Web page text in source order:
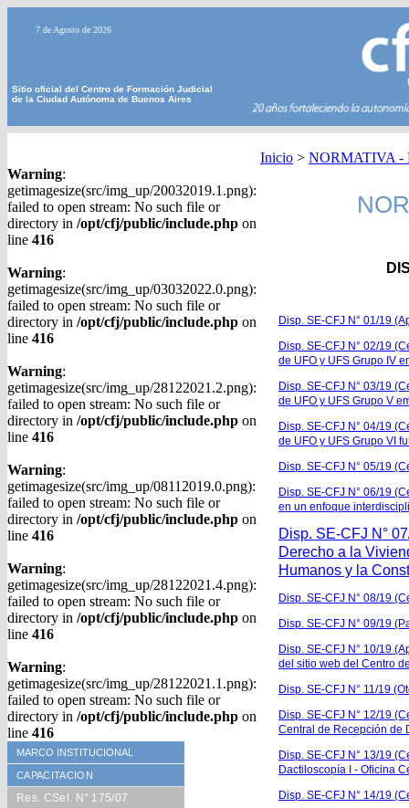
7 de Agosto de 2026
Sitio oficial del Centro de Formación Judicial
de la Ciudad Autónoma de Buenos Aires
Warning:
getimagesize(src/img_up/20032019.1.png):
failed to open stream: No such file or
directory in /opt/cfj/public/include.php on
line 416
Warning:
getimagesize(src/img_up/03032022.0.png):
failed to open stream: No such file or
directory in /opt/cfj/public/include.php on
line 416
Warning:
getimagesize(src/img_up/28122021.2.png):
failed to open stream: No such file or
directory in /opt/cfj/public/include.php on
line 416
Warning:
getimagesize(src/img_up/08112019.0.png):
failed to open stream: No such file or
directory in /opt/cfj/public/include.php on
line 416
Warning:
getimagesize(src/img_up/28122021.4.png):
failed to open stream: No such file or
directory in /opt/cfj/public/include.php on
line 416
Warning:
getimagesize(src/img_up/28122021.1.png):
failed to open stream: No such file or
directory in /opt/cfj/public/include.php on
line 416
MARCO INSTITUCIONAL
CAPACITACION
Res. CSel. N° 175/07
Inicio > NORMATIVA -
Disp. SE-CFJ N° 01/19
Disp. SE-CFJ N° 02/19
de UFO y UFS Grupo IV
Disp. SE-CFJ N° 03/19
de UFO y UFS Grupo V
Disp. SE-CFJ N° 04/19
de UFO y UFS Grupo VI
Disp. SE-CFJ N° 05/19
Disp. SE-CFJ N° 06/19
en un enfoque
Disp. SE-CFJ N°
Derecho a la
Humanos y la
Disp. SE-CFJ N° 08/19
Disp. SE-CFJ N° 09/19
Disp. SE-CFJ N° 10/19
del sitio web del Centro
Disp. SE-CFJ N° 11/19
Disp. SE-CFJ N° 12/19
Central de Recepción de
Disp. SE-CFJ N° 13/19
Dactiloscopía I - Oficina
Disp. SE-CFJ N° 14/19